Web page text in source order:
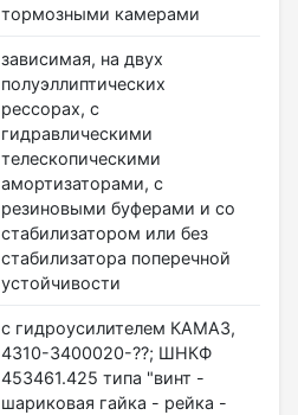
тормозными камерами
зависимая, на двух
полуэллиптических
рессорах, с
гидравлическими
телескопическими
амортизаторами, с
резиновыми буферами и со
стабилизатором или без
стабилизатора поперечной
устойчивости
с гидроусилителем КАМАЗ,
4310-3400020-??; ШНКФ
453461.425 типа "винт -
шариковая гайка - рейка -